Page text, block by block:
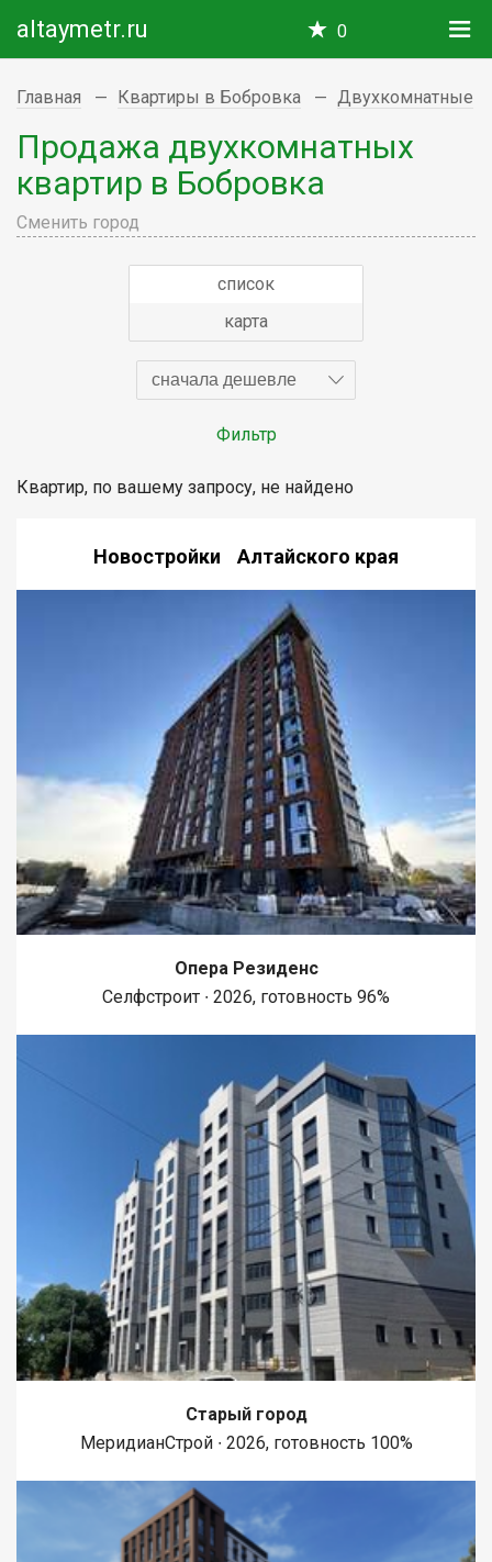
altaymetr.ru 0
Главная Квартиры в Бобровка Двухкомнатные
Продажа двухкомнатных
квартир в Бобровка
Сменить город
список
карта
сначала дешевле
Фильтр
Квартир, по вашему запросу, не найдено
Новостройки Алтайского края
Опера Резиденс
Селфстроит ∙ 2026, готовность 96%
Старый город
МеридианСтрой ∙ 2026, готовность 100%